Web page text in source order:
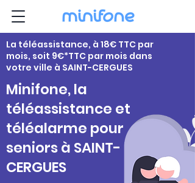
La téléassistance, à 18€ TTC par
mois, soit 9€*TTC par mois dans
votre ville à SAINT-CERGUES
Minifone, la
téléassistance et
téléalarme pour
seniors à SAINT-
CERGUES